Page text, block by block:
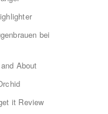
bei
About
it Review